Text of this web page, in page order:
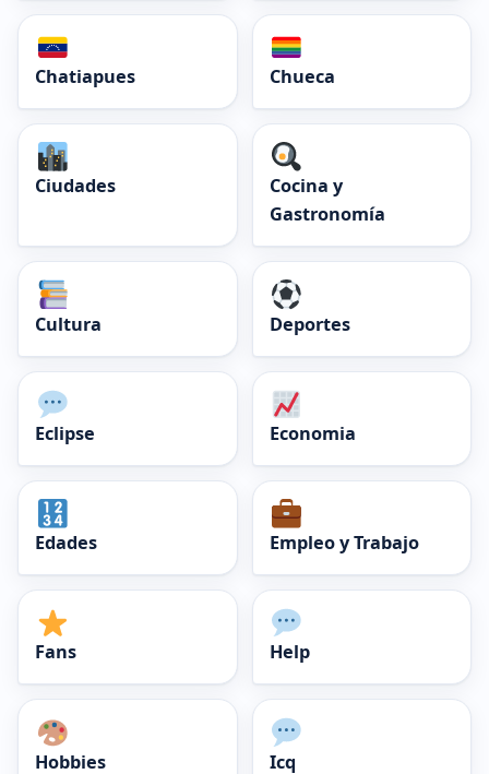
Chatiapues Chueca
Ciudades
Cocina y
Gastronomía
Cultura Deportes
Eclipse Economia
Edades Empleo y Trabajo
Fans Help
Hobbies Icq